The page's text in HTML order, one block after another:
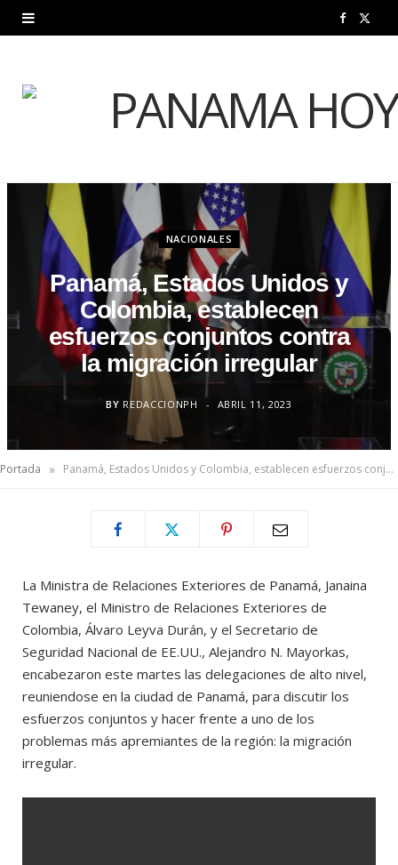
F
e w
e
r
)
NACIONALES
Panamá, Estados Unidos y
Colombia, establecen
esfuerzos conjuntos contra
la migración irregular
BY REDACCIONPH ABRIL 11, 2023
Portada » Panamá, Estados Unidos y Colombia, establecen esfuerzos conjuntos contra la migración irregular
La Ministra de Relaciones Exteriores de Panamá, Janaina
Tewaney, el Ministro de Relaciones Exteriores de
Colombia, Álvaro Leyva Durán, y el Secretario de
Seguridad Nacional de EE.UU., Alejandro N. Mayorkas,
encabezaron este martes las delegaciones de alto nivel,
reuniendose en la ciudad de Panamá, para discutir los
esfuerzos conjuntos y hacer frente a uno de los
problemas más apremiantes de la región: la migración
irregular.